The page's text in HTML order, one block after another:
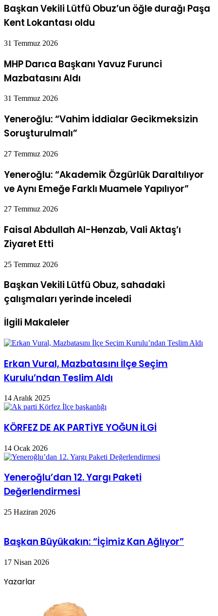
Başkan Vekili Lütfü Obuz’un öğle durağı Paşa
Kent Lokantası oldu
31 Temmuz 2026
MHP Darıca Başkanı Yavuz Furunci
Mazbatasını Aldı
31 Temmuz 2026
Yeneroğlu: “Vahim İddialar Gecikmeksizin
Soruşturulmalı”
27 Temmuz 2026
Yeneroğlu: “Akademik Özgürlük Daraltılıyor
ve Aynı Emeğe Farklı Muamele Yapılıyor”
27 Temmuz 2026
Faisal Abdullah Al-Henzab, Vali Aktaş’ı
Ziyaret Etti
25 Temmuz 2026
Başkan Vekili Lütfü Obuz, sahadaki
çalışmaları yerinde inceledi
İlgili Makaleler
Erkan Vural, Mazbatasını İlçe Seçim
Kurulu’ndan Teslim Aldı
14 Aralık 2025
KÖRFEZ DE AK PARTİYE YOĞUN İLGİ
14 Ocak 2026
Yeneroğlu’dan 12. Yargı Paketi
Değerlendirmesi
25 Haziran 2026
Başkan Büyükakın: “İçimiz Kan Ağlıyor”
17 Nisan 2026
Yazarlar